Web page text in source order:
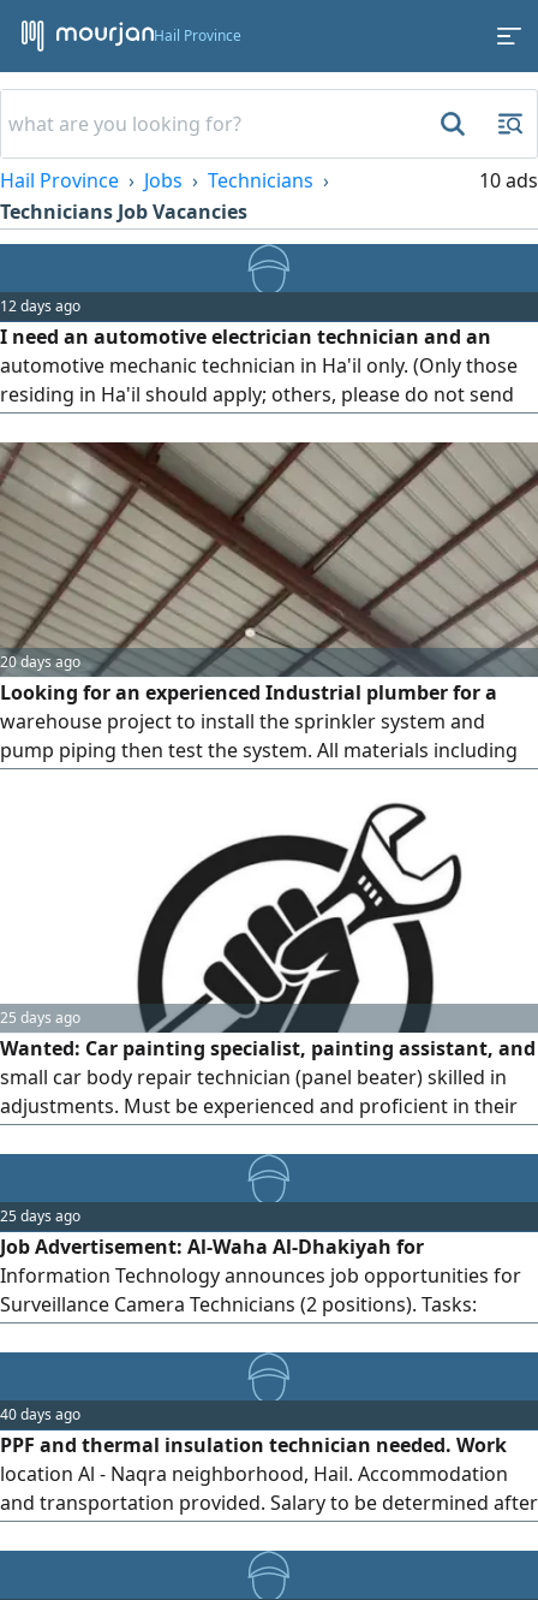
Hail Province
Hail Province Jobs
Technicians
Technicians Job Vacancies
10 ads
12 days ago
I need an automotive electrician technician and an
automotive mechanic technician in Ha'il only. (Only those
residing in Ha'il should apply; others, please do not send
20 days ago
Looking for an experienced Industrial plumber for a
warehouse project to install the sprinkler system and
pump piping then test the system. All materials including
site, required is installation and testing only the
werehouse located in Saudi Arabia - Alqurayyat
25 days ago
Wanted: Car painting specialist, painting assistant, and
small car body repair technician (panel beater) skilled in
adjustments. Must be experienced and proficient in their
Accommodation and transportation provided. Location:
Hail, Al-Khumashiyah district.
25 days ago
Job Advertisement: Al-Waha Al-Dhakiyah for
Information Technology announces job opportunities for
Surveillance Camera Technicians (2 positions). Tasks:
configuration of surveillance systems, troubleshooting
and technical support, field work execution at client sites.
Requirements: Experience in installing, programming, and
maintaining surveillance cameras, valid driver's license
preferred, commitment, discipline, and good customer
service skills. Work location: King Abdullah District. Salary:
40 days ago
PPF and thermal insulation technician needed. Work
location Al - Naqra neighborhood, Hail. Accommodation
and transportation provided. Salary to be determined after